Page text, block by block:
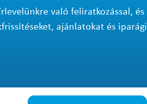
való feliratkozással, és
ajánlatokat és iparági